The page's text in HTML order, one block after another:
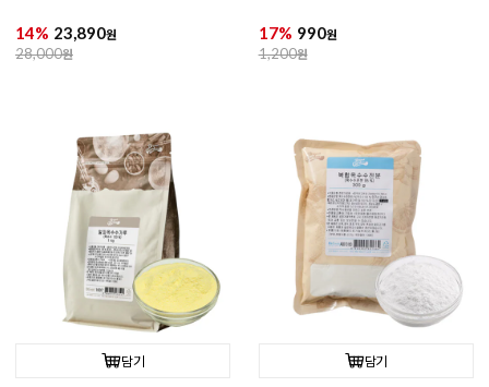
14% 23,890원
28,000원
17% 990원
1,200원
담기 담기